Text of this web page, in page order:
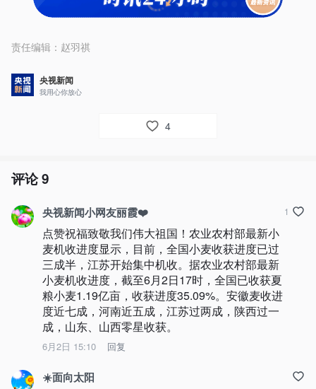
责任编辑： 赵羽祺
央视新闻
我用心你放心
4
评论9
央视新闻小网友丽霞❤️
点赞祝福致敬我们伟大祖国！农业农村部最新小
麦机收进度显示，目前，全国小麦收获进度已过
三成半，江苏开始集中机收。据农业农村部最新
小麦机收进度，截至6月2日17时，全国已收获夏
粮小麦1.19亿亩，收获进度35.09%。安徽麦收进
度近七成，河南近五成，江苏过两成，陕西过一
成，山东、山西零星收获。
6月2日 15:10 回复
1
☀️面向太阳